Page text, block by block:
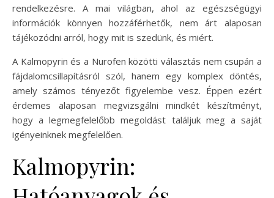
rendelkezésre. A mai világban, ahol az egészségügyi
információk könnyen hozzáférhetők, nem árt alaposan
tájékozódni arról, hogy mit is szedünk, és miért.
A Kalmopyrin és a Nurofen közötti választás nem csupán a
fájdalomcsillapításról szól, hanem egy komplex döntés,
amely számos tényezőt figyelembe vesz. Éppen ezért
érdemes alaposan megvizsgálni mindkét készítményt,
hogy a legmegfelelőbb megoldást találjuk meg a saját
igényeinknek megfelelően.
Kalmopyrin: